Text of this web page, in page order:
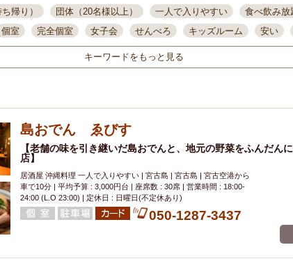
帰り） 団体（20名様以上） 一人で入りやすい 食べ飲み放
個室 完全個室 女子会 せんべろ キッズルーム 安い
一人飲み 誕生日 大人数
コスパ最高 肉料理 模合 インスタ映え 座敷席 記念日
焼鳥 忘年会コース レモンサワー 観光客に人気 大部屋
着いた空間 4000円台コース
大衆酒場 ノンアルコールビール ウィスキー テレビ
酎
前駅周辺 大部屋40名 旭橋駅周辺 沖縄料理 スイーツ
海ぶどう パスタ 民謡・生演奏
マトン・ラム肉
キーワードをもっと見る
島おでん ゑびす
【老舗の味を引き継いだ島おでんと、地元の野菜をふんだん
店】
居酒屋 沖縄料理 一人で入りやすい | 宮古島 | 宮古島 | 宮古空港から
車で10分 | 平均予算 : 3,000円台 | 座席数 : 30席 | 営業時間 : 18:00-
24:00 (L.O 23:00) | 定休日 : 日曜日(不定休あり)
050-1287-3437